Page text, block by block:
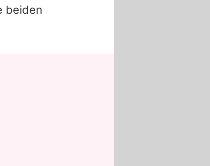
beiden